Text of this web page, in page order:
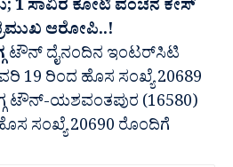
1 ಸಾವಿರ ಕೋಟಿ ವಂಚನೆ ಕೇಸ್
ಆರೋಪಿ..!
ಟೌನ್ ದೈನಂದಿನ ಇಂಟರ್‌ಸಿಟಿ
19 ರಿಂದ ಹೊಸ ಸಂಖ್ಯೆ 20689
ಟೌನ್-ಯಶವಂತಪುರ (16580)
ಸಂಖ್ಯೆ 20690 ರೊಂದಿಗೆ